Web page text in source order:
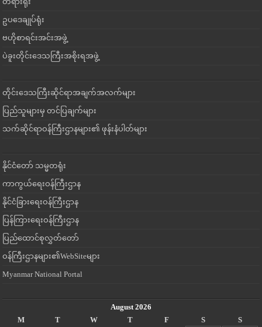
ဥပဒေချုပ်ရုံး
ဗဟိုစာရင်းအင်းအဖွဲ့
ပဲခူးတိုင်းဒေသကြီးအစိုးရအဖွဲ့
တိုင်းဒေသကြီးဆိုင်ရာအချက်အလက်များ
ပြည်သူများမှ တင်ပြချက်များ
သက်ဆိုင်ရာဝန်ကြီးဌာနများ၏ ဖုန်းနံပါတ်များ
နိုင်ငံတော် သမ္မတရုံး
ကာကွယ်ရေးဝန်ကြီးဌာန
နိုင်ငံခြားရေးဝန်ကြီးဌာန
ပြန်ကြားရေးဝန်ကြီးဌာန
ပြည်ထောင်စုလွှတ်တော်
ဝန်ကြီးဌာနများ၏WebSiteများ
Myanmar National Portal
August 2026
M
T W T F S
S